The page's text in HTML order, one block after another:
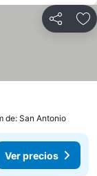
Compartir
de: San Antonio
Ver precios